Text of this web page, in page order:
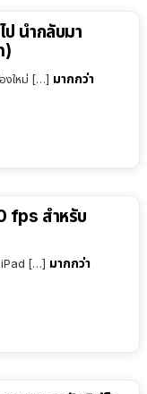
นำกลับมา
งใหม่ […] มากกว่า
fps สำหรับ
iPad […] มากกว่า